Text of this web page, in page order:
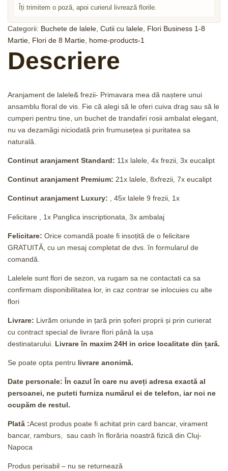
Îți trimitem o poză, apoi curierul livrează florile.
Categorii: Buchete de lalele Cutii cu lalele Flori Business 1-8
Martie Flori de 8 Martie home-products-1
Descriere
Aranjament de lalele& frezii- Primavara mea dă naștere unui
ansamblu floral de vis. Fie că alegi să le oferi cuiva drag sau să le
cumperi pentru tine, un buchet de trandafiri rosii ambalat elegant,
nu va dezamăgi niciodată prin frumusețea și puritatea sa
naturală.
Continut aranjament Standard: 11x lalele, 4x frezii, 3x eucalipt
Continut aranjament Premium: 21x lalele, 8xfrezii, 7x eucalipt
Continut aranjament Luxury: , 45x lalele 9 frezii, 1x
Felicitare , 1x Panglica inscriptionata, 3x ambalaj
Felicitare: Orice comandă poate fi insoțită de o felicitare
GRATUITĂ, cu un mesaj completat de dvs. în formularul de
comandă.
Lalelele sunt flori de sezon, va rugam sa ne contactati ca sa
confirmam disponibilitatea lor, in caz contrar se inlocuies cu alte
flori
Livrare: Livrăm oriunde in țară prin șoferi proprii și prin curierat
cu contract special de livrare flori până la ușa
destinatarului. Livrare în maxim 24H in orice localitate din țară.
Se poate opta pentru livrare anonimă.
Date personale: În cazul în care nu aveți adresa exactă al
persoanei, ne puteti furniza numărul ei de telefon, iar noi ne
ocupăm de restul.
Plată :Acest produs poate fi achitat prin card bancar, virament
bancar, ramburs, sau cash în florăria noastră fizică din Cluj-
Napoca
Produs perisabil – nu se returnează